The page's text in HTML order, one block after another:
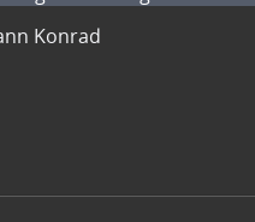
Konrad